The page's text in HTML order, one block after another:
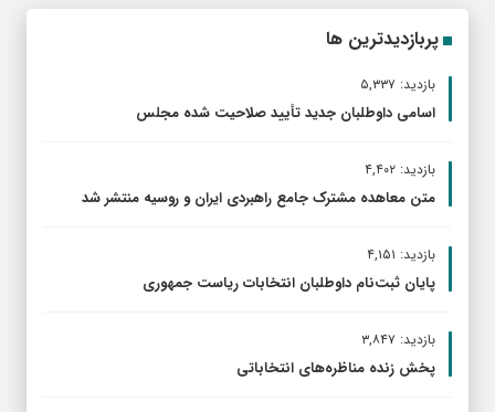
پربازدیدترین ها
بازدید: ۵,۳۳۷
اسامی داوطلبان جدید تأیید صلاحیت شده مجلس
بازدید: ۴,۴۰۲
متن معاهده مشترک جامع راهبردی ایران و روسیه منتشر شد
بازدید: ۴,۱۵۱
پایان ثبت‌نام داوطلبان انتخابات ریاست جمهوری
بازدید: ۳,۸۴۷
پخش زنده مناظره‌های انتخاباتی